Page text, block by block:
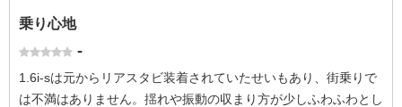
乗り心地
-
1.6i-sは元からリアスタビ装着されていたせいもあり、街乗りで
は不満はありません。揺れや振動の収まり方が少しふわふわとし